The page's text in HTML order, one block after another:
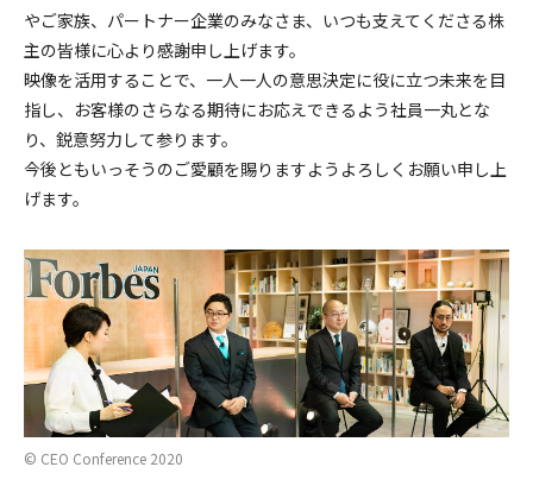
やご家族、パートナー企業のみなさま、いつも支えてくださる株
主の皆様に心より感謝申し上げます。
映像を活用することで、一人一人の意思決定に役に立つ未来を目
指し、お客様のさらなる期待にお応えできるよう社員一丸とな
り、鋭意努力して参ります。
今後ともいっそうのご愛顧を賜りますようよろしくお願い申し上
げます。
©︎ CEO Conference 2020